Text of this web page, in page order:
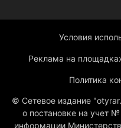
Условия
Реклама на
Политика
© Сетевое издание
о постановке на учет
информации